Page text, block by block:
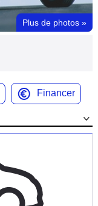
Plus de photos »
Financer